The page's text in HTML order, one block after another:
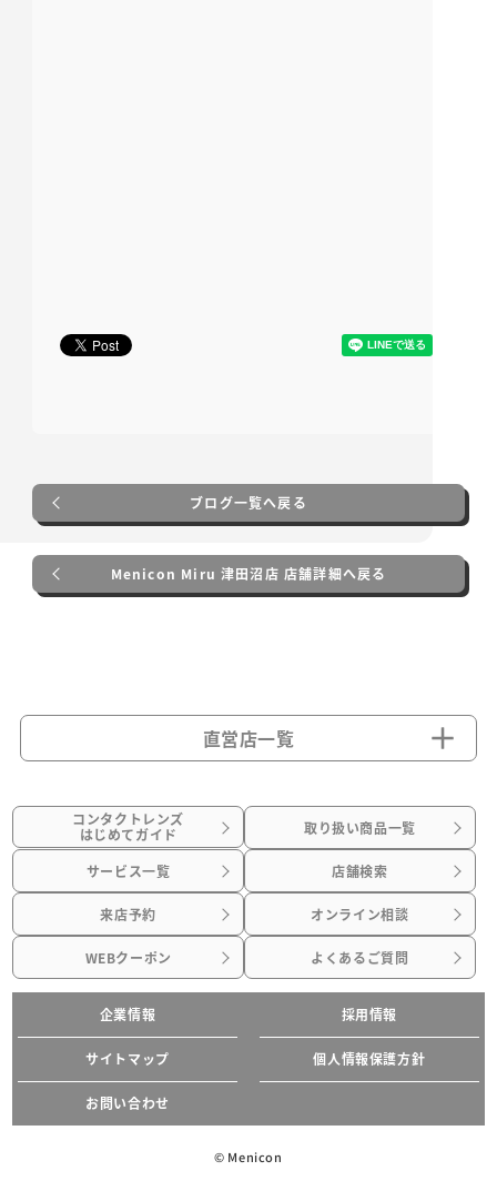
ブログ一覧へ戻る
Menicon Miru 津田沼店 店舗詳細へ戻る
直営店一覧
コンタクトレンズ
はじめてガイド 取り扱い商品一覧
サービス一覧 店舗検索
来店予約 オンライン相談
WEBクーポン よくあるご質問
企業情報 採用情報
サイトマップ 個人情報保護方針
お問い合わせ
© Menicon